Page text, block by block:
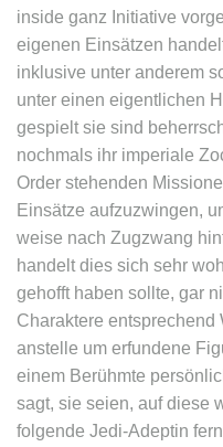
inside ganz Initiative
eigenen Einsätzen
inklusive unter anderem
unter einen eigentlichen
gespielt sie sind
nochmals ihr imperiale
Order stehenden
Einsätze aufzuzwingen,
weise nach Zugzwang
handelt dies sich sehr
gehofft haben sollte, gar
Charaktere
anstelle um erfundene
einem Berühmte
sagt, sie seien, auf diese
folgende Jedi-Adeptin